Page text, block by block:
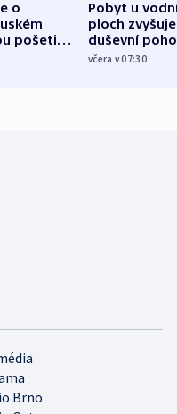
o
pošetilé,
Pobyt u
ploch zvyšuje
duševní
ukázala
včera v 07:30
Brno